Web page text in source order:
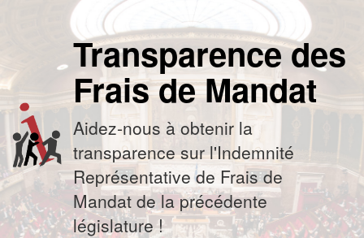
Transparence des
Frais de Mandat
Aidez-nous à obtenir la
transparence sur l'Indemnité
Représentative de Frais de
Mandat de la précédente
législature !